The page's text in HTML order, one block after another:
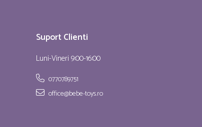
Suport Clienti
Luni-Vineri 9:00-16:00
0770789751
office@bebe-toys.ro